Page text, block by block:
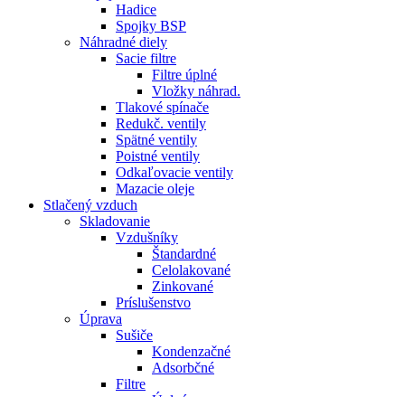
Hadice
Spojky BSP
Náhradné diely
Sacie filtre
Filtre úplné
Vložky náhrad.
Tlakové spínače
Redukč. ventily
Spätné ventily
Poistné ventily
Odkaľovacie ventily
Mazacie oleje
Stlačený vzduch
Skladovanie
Vzdušníky
Štandardné
Celolakované
Zinkované
Príslušenstvo
Úprava
Sušiče
Kondenzačné
Adsorbčné
Filtre